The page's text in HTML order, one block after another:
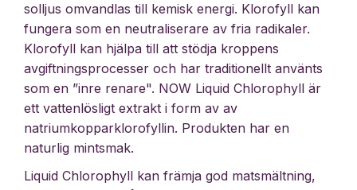
solljus omvandlas till kemisk energi. Klorofyll kan
fungera som en neutraliserare av fria radikaler.
Klorofyll kan hjälpa till att stödja kroppens
avgiftningsprocesser och har traditionellt använts
som en ”inre renare". NOW Liquid Chlorophyll är
ett vattenlösligt extrakt i form av av
natriumkopparklorofyllin. Produkten har en
naturlig mintsmak.
Liquid Chlorophyll kan främja god matsmältning,